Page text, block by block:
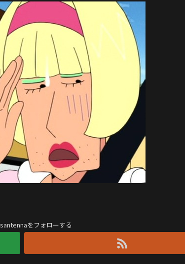
をフォローする